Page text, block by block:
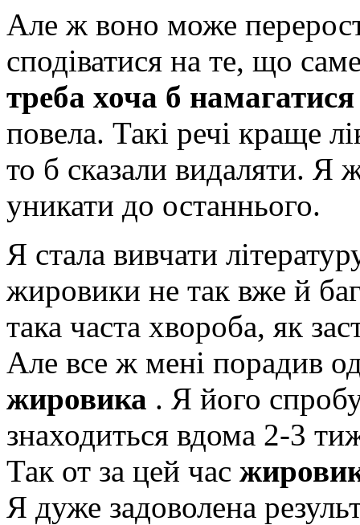
Але ж воно може
сподіватися на те, що
треба хоча б
повела. Такі речі краще
то б сказали видаляти. Я
уникати до останнього.
Я стала вивчати
жировики не так вже й
така часта хвороба, як
Але все ж мені порадив
жировика . Я його
знаходиться вдома 2-3
Так от за цей час
Я дуже задоволена